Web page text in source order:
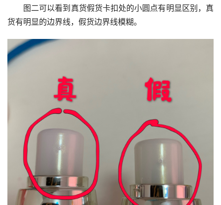
图二可以看到真货假货卡扣处的小圆点有明显区别，真
货有明显的边界线，假货边界线模糊。